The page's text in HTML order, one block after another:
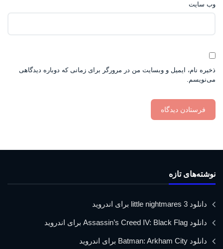
وب‌ سایت
ذخیره نام، ایمیل و وبسایت من در مرورگر برای زمانی که دوباره دیدگاهی
می‌نویسم.
نوشته‌های تازه
دانلود little nightmares 3 برای اندروید
دانلود Assassin’s Creed IV: Black Flag برای اندروید
دانلود Batman: Arkham City برای اندروید